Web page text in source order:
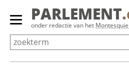
Overslaan
Primair
menu
tonen/verbergen
PARLEMENT
onder redactie van het